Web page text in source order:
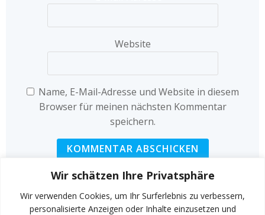
Wir schätzen Ihre Privatsphäre
Wir verwenden Cookies, um Ihr Surferlebnis zu verbessern,
personalisierte Anzeigen oder Inhalte einzusetzen und
Website
Name, E-Mail-Adresse und Website in diesem
Browser für meinen nächsten Kommentar
speichern.